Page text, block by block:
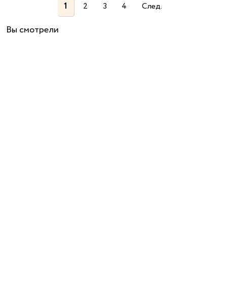
1 2 3 4 След.
Вы смотрели